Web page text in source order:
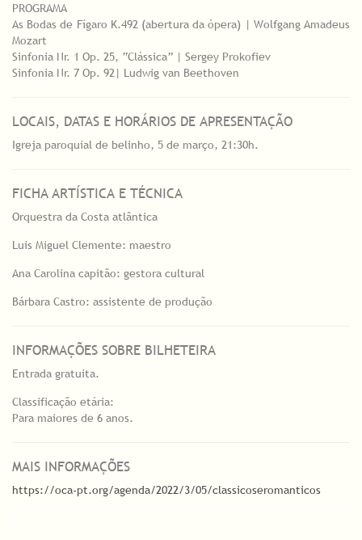
PROGRAMA
As Bodas de Fígaro K.492 (abertura da ópera) | Wolfgang Amadeus
Mozart
Sinfonia Nr. 1 Op. 25, “Clássica” | Sergey Prokofiev
Sinfonia Nr. 7 Op. 92| Ludwig van Beethoven
LOCAIS, DATAS E HORÁRIOS DE APRESENTAÇÃO
Igreja paroquial de belinho, 5 de março, 21:30h.
FICHA ARTÍSTICA E TÉCNICA
Orquestra da Costa atlântica
Luis Miguel Clemente: maestro
Ana Carolina capitão: gestora cultural
Bárbara Castro: assistente de produção
INFORMAÇÕES SOBRE BILHETEIRA
Entrada gratuita.
Classificação etária:
Para maiores de 6 anos.
MAIS INFORMAÇÕES
https://oca-pt.org/agenda/2022/3/05/classicoseromanticos